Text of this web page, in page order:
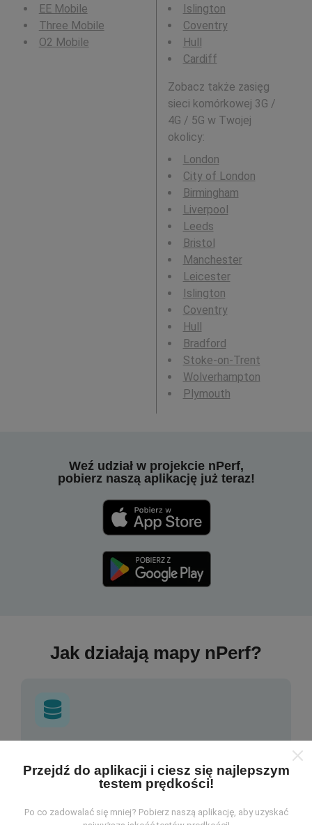
EE Mobile
Three Mobile
O2 Mobile
Islington
Coventry
Hull
Cardiff
Zobacz także zasięg
sieci komórkowej 3G /
4G / 5G w Twojej
okolicy:
London
City of London
Birmingham
Liverpool
Leeds
Bristol
Manchester
Leicester
Islington
Coventry
Hull
Bradford
Stoke-on-Trent
Wolverhampton
Plymouth
Weź udział w projekcie nPerf,
pobierz naszą aplikację już teraz!
Jak działają mapy nPerf?
Dane są gromadzone z testów przeprowadzonych
przeprowadzane w warunkach rzeczywistych,
Przejdź do aplikacji i ciesz się najlepszym
testem prędkości!
Po co zadowalać się mniej? Pobierz naszą aplikację, aby uzyskać